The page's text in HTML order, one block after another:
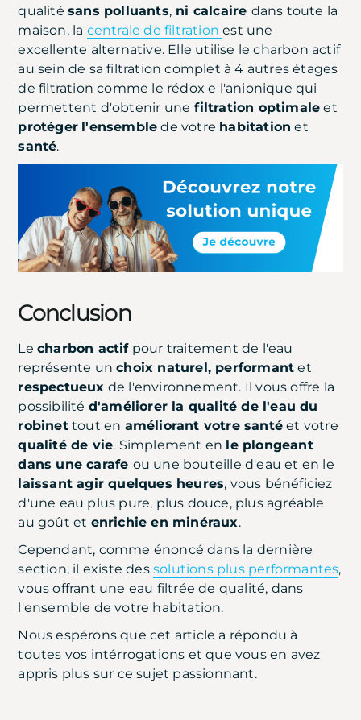
qualité sans polluants, ni calcaire dans toute la
maison, la centrale de filtrationest une
excellente alternative. Elle utilise le charbon actif
au sein de sa filtration complet à 4 autres étages
de filtration comme le rédox e l'anionique qui
permettent d'obtenir une filtration optimale et
protéger l'ensemble de votre habitation et
santé.
Conclusion
Le charbon actifpour traitement de l'eau
représente unchoix naturel, performant et
respectueux de l'environnement. Il vous offre la
possibilité d'améliorer la qualité de l'eau du
robinettout en améliorant votre santé et votre
qualité de vie. Simplement en le plongeant
dans une carafe ou une bouteille d'eau et en le
laissant agir quelques heures, vous bénéficiez
d'une eau plus pure, plus douce, plus agréable
au goût et enrichie en minéraux.
Cependant, comme énoncé dans la dernière
section, il existe des solutions plus performantes,
vous offrant une eau filtrée de qualité, dans
l'ensemble de votre habitation.
Nous espérons que cet article a répondu à
toutes vos intérrogations et que vous en avez
appris plus sur ce sujet passionnant.